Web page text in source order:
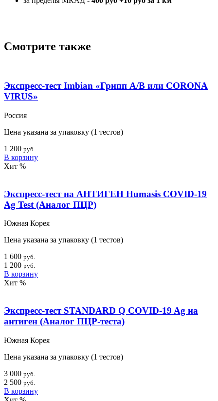
Смотрите также
Экспресс-тест Imbian «Грипп А/В или CORONA
VIRUS»
Россия
Цена указана за упаковку (1 тестов)
1 200 руб.
В корзину
Хит %
Экспресс-тест на АНТИГЕН Humasis COVID-19
Ag Test (Аналог ПЦР)
Южная Корея
Цена указана за упаковку (1 тестов)
1 600 руб.
1 200 руб.
В корзину
Хит %
Экспресс-тест STANDARD Q COVID-19 Ag на
антиген (Аналог ПЦР-теста)
Южная Корея
Цена указана за упаковку (1 тестов)
3 000 руб.
2 500 руб.
В корзину